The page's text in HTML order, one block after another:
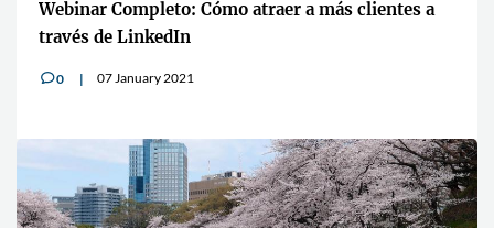
Webinar Completo: Cómo atraer a más clientes a
través de LinkedIn
v0 07 January 2021